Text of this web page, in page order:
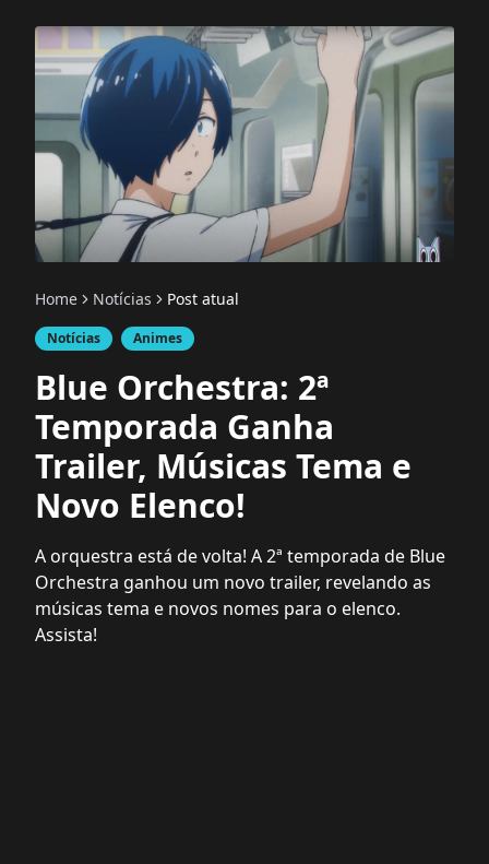
Home Notícias Post atual
Notícias Animes
Blue Orchestra: 2ª
Temporada Ganha
Trailer, Músicas Tema e
Novo Elenco!
A orquestra está de volta! A 2ª temporada de Blue
Orchestra ganhou um novo trailer, revelando as
músicas tema e novos nomes para o elenco.
Assista!